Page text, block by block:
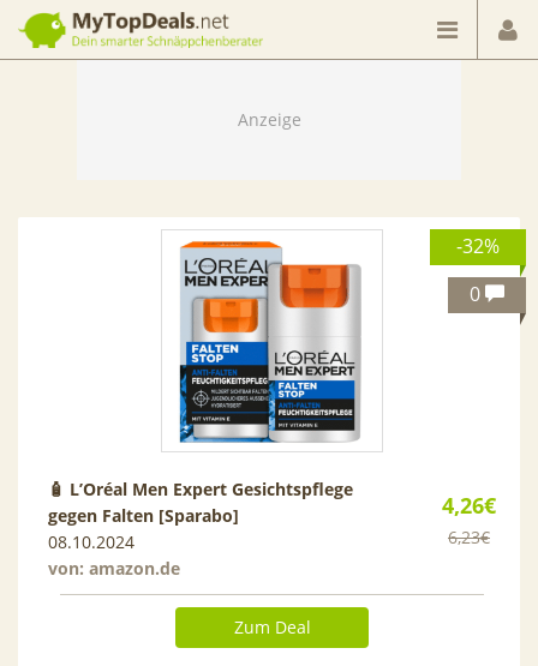
Dein smarter Schnäppchenberater
-32%
0
4,26€
6,23€
🧴 L’Oréal Men Expert Gesichtspflege
gegen Falten [Sparabo]
08.10.2024
von: amazon.de
Zum Deal